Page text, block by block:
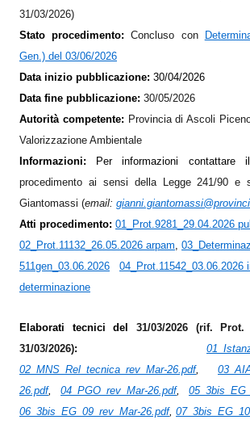
31/03/2026)
Stato procedimento:Concluso con
Gen.) del 03/06/2026
Data inizio pubblicazione: 30/04/2026
Data fine pubblicazione: 30/05/2026
Autorità competente: Provincia di Ascoli
Valorizzazione Ambientale
Informazioni:
Per informazioni contattare
procedimento ai sensi della Legge 241/90 e
Giantomassi (email:
Atti procedimento: 01_Prot.9281_29.04.2026
02_Prot.11132_26.05.2026 arpam,
511gen_03.06.2026
04_Prot.11542_03.06.2026
determinazione
Elaborati tecnici del 31/03/2026 (rif. Prot.
31/03/2026):
02_MNS_Rel_tecnica_rev_Mar-26.pdf,
26.pdf, 04_PGO_rev_Mar-26.pdf,
06_3bis_EG_09_rev_Mar-26.pdf,